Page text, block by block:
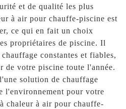
et de qualité les plus
à air pour chauffe-piscine est
ce qui en fait un choix
propriétaires de piscine. Il
constantes et fiables,
de votre piscine toute l'année.
solution de chauffage
l'environnement pour votre
chaleur à air pour chauffe-